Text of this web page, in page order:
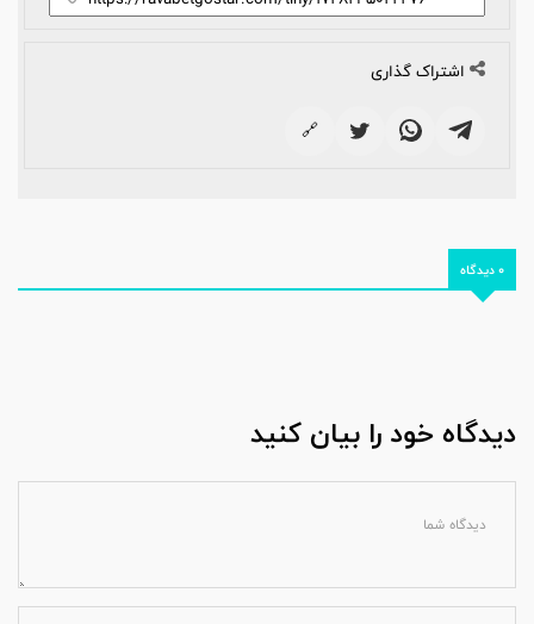
اشتراک گذاری
🔗
0 دیدگاه
دیدگاه خود را بیان کنید